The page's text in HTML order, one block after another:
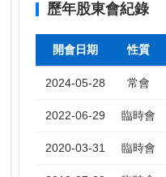
歷年股東會紀錄
開會日期 性質
2024-05-28 常會
2022-06-29 臨時會
2020-03-31 臨時會